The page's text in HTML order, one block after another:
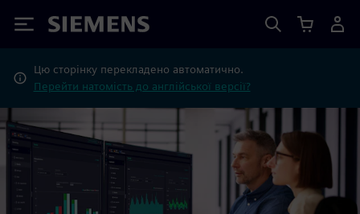
Siemens
Цю сторінку перекладено автоматично.
Перейти натомість до англійської версії?